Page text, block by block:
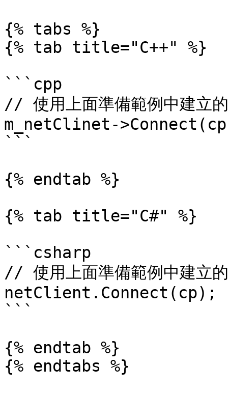
{% tabs %}
{% tab title="C++" %}
```cpp
// 使用上面準備範例中建立
m_netClinet-
```
{% endtab %}
{% tab title="C#" %}
```csharp
// 使用上面準備範例中建立
netClient.Connect(cp);
```
{% endtab %}
{% endtabs %}